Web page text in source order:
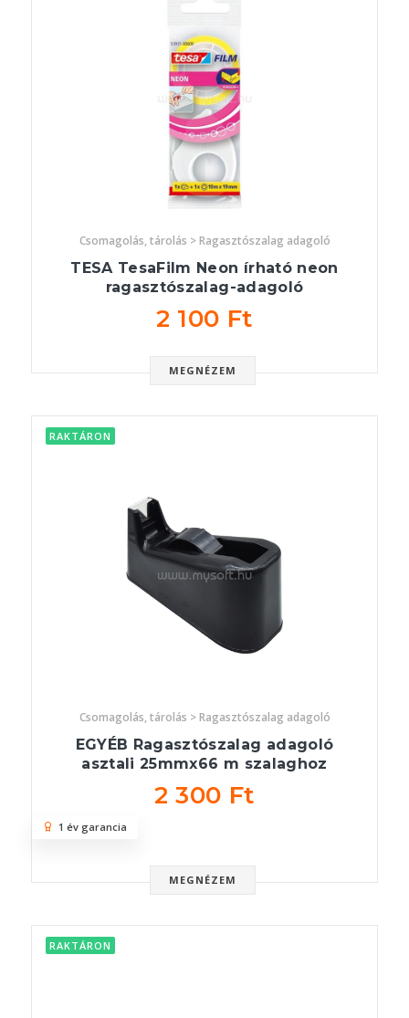
Csomagolás, tárolás > Ragasztószalag adagoló
TESA TesaFilm Neon írható neon
ragasztószalag-adagoló
2 100 Ft
MEGNÉZEM
RAKTÁRON
Csomagolás, tárolás > Ragasztószalag adagoló
EGYÉB Ragasztószalag adagoló
asztali 25mmx66 m szalaghoz
2 300 Ft
MEGNÉZEM
1 év garancia
RAKTÁRON